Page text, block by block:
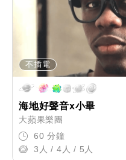
不插電
海地好聲音x小畢
大蘋果樂團
60 分鐘
3人 / 4人 / 5人